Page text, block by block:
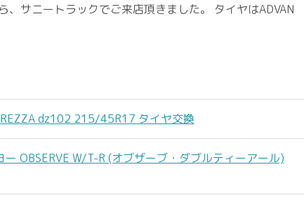
、サニートラックでご来店頂きました。 タイヤはADVAN
dz102 215/45R17 タイヤ交換
OBSERVE W/T-R (オブザーブ・ダブルティーアール)